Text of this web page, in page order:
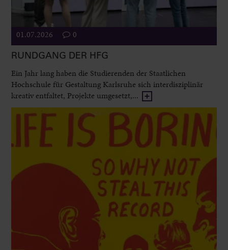
01.07.2026 0
RUNDGANG DER HFG
Ein Jahr lang haben die Studierenden der Staatlichen
Hochschule für Gestaltung Karlsruhe sich interdisziplinär
kreativ entfaltet, Projekte umgesetzt,...